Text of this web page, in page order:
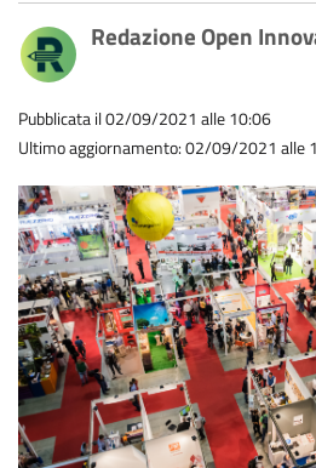
Redazione Open
Pubblicata il 02/09/2021 alle 10:06
Ultimo aggiornamento: 02/09/2021 alle